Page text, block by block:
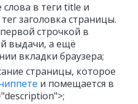
в теги title и
заголовка страницы.
строчкой в
выдачи, а ещё
вкладки браузера;
страницы, которое
и помещается в